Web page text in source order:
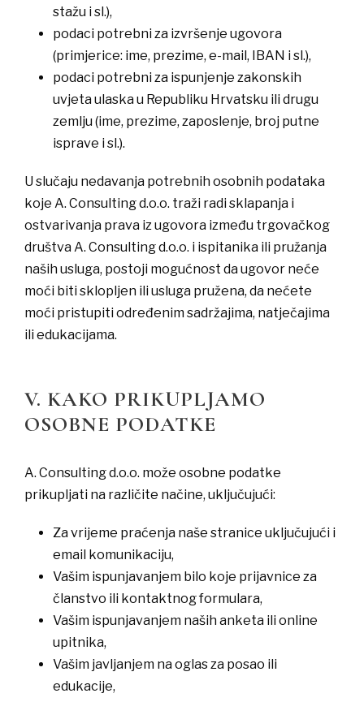
stažu i sl.),
​podaci potrebni za izvršenje ugovora
(primjerice: ime, prezime, e-mail, IBAN i sl.),
​podaci potrebni za ispunjenje zakonskih
uvjeta ulaska u Republiku Hrvatsku ili drugu
zemlju (ime, prezime, zaposlenje, broj putne
isprave i sl.).
U slučaju nedavanja potrebnih osobnih podataka
koje A. Consulting d.o.o. traži radi sklapanja i
ostvarivanja prava iz ugovora između trgovačkog
društva A. Consulting d.o.o. i ispitanika ili pružanja
naših usluga, postoji mogućnost da ugovor neće
moći biti sklopljen ili usluga pružena, da nećete
moći pristupiti određenim sadržajima, natječajima
ili edukacijama.
V. KAKO PRIKUPLJAMO
OSOBNE PODATKE
A. Consulting d.o.o. može osobne podatke
prikupljati na različite načine, uključujući:
​Za vrijeme praćenja naše stranice uključujući i
email komunikaciju,
Vašim ispunjavanjem bilo koje prijavnice za
članstvo ili kontaktnog formulara,
​Vašim ispunjavanjem naših anketa ili online
upitnika,
​Vašim javljanjem na oglas za posao ili
edukacije,